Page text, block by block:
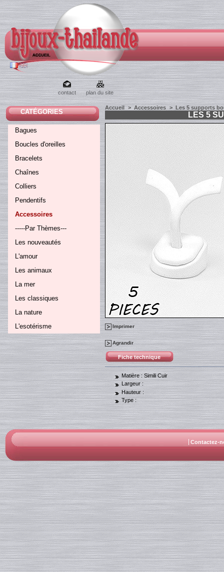
contact plan du site
CATÉGORIES
Bagues
Boucles d'oreilles
Bracelets
Chaînes
Colliers
Pendentifs
Accessoires
-----Par Thèmes---
Les nouveautés
L'amour
Les animaux
La mer
Les classiques
La nature
L'esotérisme
Accueil > Accessoires > Les 5 supports
LES 5
Imprimer
Agrandir
Fiche technique
Matière : Simili Cuir
Largeur :
Hauteur :
Type :
Contactez-